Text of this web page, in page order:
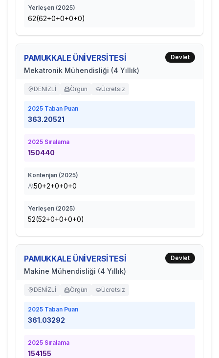
Yerleşen (2025)
62(62+0+0+0+0)
PAMUKKALE ÜNİVERSİTESİ
Mekatronik Mühendisliği (4 Yıllık)
Devlet
DENİZLİ Örgün Ücretsiz
2025 Taban Puan
363.20521
2025 Sıralama
150440
Kontenjan (2025)
50+2+0+0+0
Yerleşen (2025)
52(52+0+0+0+0)
PAMUKKALE ÜNİVERSİTESİ
Makine Mühendisliği (4 Yıllık)
Devlet
DENİZLİ Örgün Ücretsiz
2025 Taban Puan
361.03292
2025 Sıralama
154155